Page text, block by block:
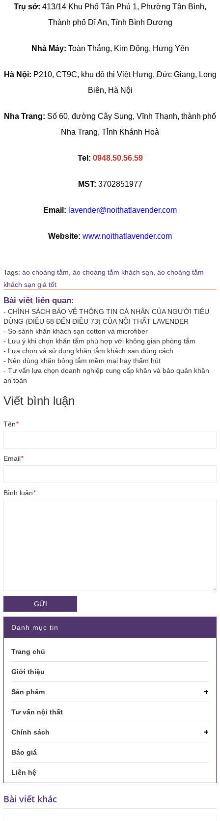
Trụ sở: 413/14 Khu Phố Tân Phú 1, Phường Tân Bình,
Thành phố Dĩ An, Tỉnh Bình Dương
Nhà Máy: Toàn Thắng, Kim Động, Hưng Yên
Hà Nội: P210, CT9C, khu đô thị Việt Hưng, Đức Giang, Long
Biên, Hà Nội
Nha Trang: Số 60, đường Cây Sung, Vĩnh Thạnh, thành phố
Nha Trang, Tỉnh Khánh Hoà
Tel: 0948.50.56.59
MST: 3702851977
Email: lavender@noithatlavender.com
Website: www.noithatlavender.com
Tags: áo choàng tắm, áo choàng tắm khách sạn, áo choàng tắm
khách sạn giá tốt
Bài viết liên quan:
- CHÍNH SÁCH BẢO VỆ THÔNG TIN CÁ NHÂN CỦA NGƯỜI TIÊU
DÙNG (ĐIỀU 68 ĐẾN ĐIỀU 73) CỦA NỘI THẤT LAVENDER
- So sánh khăn khách sạn cotton và microfiber
- Lưu ý khi chọn khăn tắm phù hợp với không gian phòng tắm
- Lựa chọn và sử dụng khăn tắm khách sạn đúng cách
- Nên dùng khăn bông tắm mềm mại hay thấm hút
- Tư vấn lựa chọn doanh nghiệp cung cấp khăn và bảo quản khăn
an toàn
Viết bình luận
Tên*
Email*
Bình luận*
GỬI
Danh mục tin
Trang chủ
Giới thiệu
Sản phẩm
Tư vấn nội thất
Chính sách
Báo giá
Liên hệ
Bài viết khác